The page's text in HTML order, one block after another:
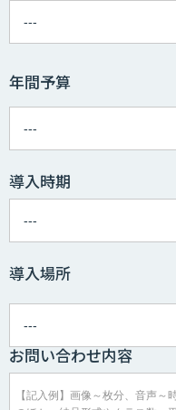
年間予算
導入時期
導入場所
お問い合わせ内容